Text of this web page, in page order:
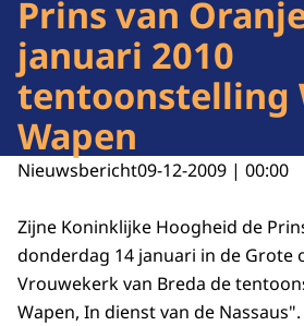
Prins van
januari 2010
tentoonstelling
Wapen
Nieuwsbericht09-12-2009 | 00:00
Zijne Koninklijke Hoogheid de
donderdag 14 januari in de Grote
Vrouwekerk van Breda de
Wapen, In dienst van de Nassaus".